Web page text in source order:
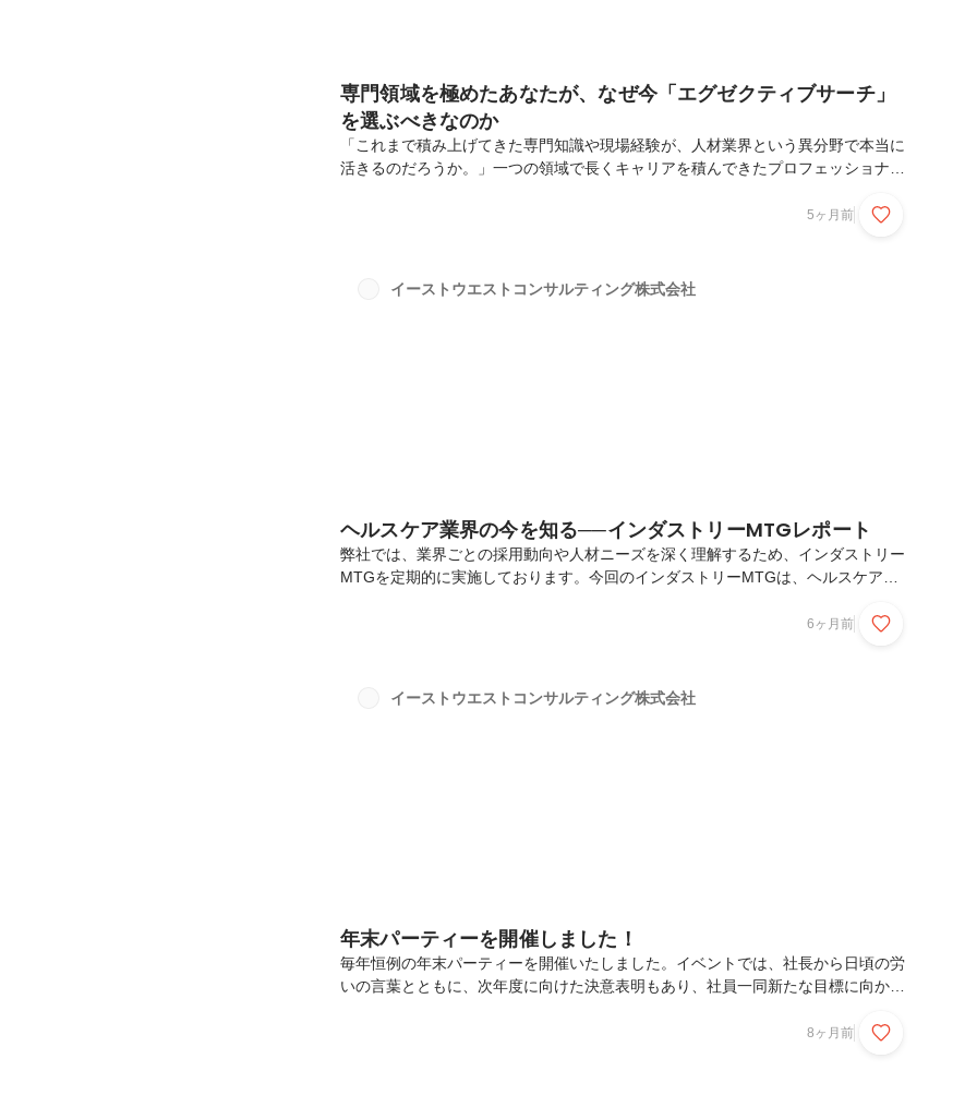
専門領域を極めたあなたが、なぜ今「エグゼクティブサーチ」
を選ぶべきなのか
「これまで積み上げてきた専門知識や現場経験が、人材業界という異分野で本当に
活きるのだろうか。」一つの領域で長くキャリアを積んできたプロフェッショナル
うのではないか」「現場のトレンドから離れてしまうのではないか」そうした不安
ろ 最大の武器として活かされる仕事です。今回は、多くの方が転身時に抱く疑問
5ヶ月前
イーストウエストコンサルティング株式会社
ヘルスケア業界の今を知る──インダストリーMTGレポート
弊社では、業界ごとの採用動向や人材ニーズを深く理解するため、インダストリー
MTGを定期的に実施しております。今回のインダストリーMTGは、ヘルスケアで
験・バックグラウンドを持つ方が求められているのか）等について、具体的な内容
機器・デジタルヘルス等、広い分野において研究・開発といった専門職に限らず、
6ヶ月前
イーストウエストコンサルティング株式会社
年末パーティーを開催しました！
毎年恒例の年末パーティーを開催いたしました。イベントでは、社長から日頃の労
いの言葉とともに、次年度に向けた決意表明もあり、社員一同新たな目標に向かっ
日々の努力と成果を称え合いました。美味しい食事や余興なども用意され、笑顔と
8ヶ月前